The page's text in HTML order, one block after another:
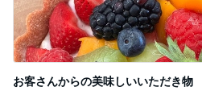
お客さんからの美味しいいただき物